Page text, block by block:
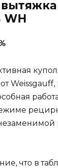
WH
что в